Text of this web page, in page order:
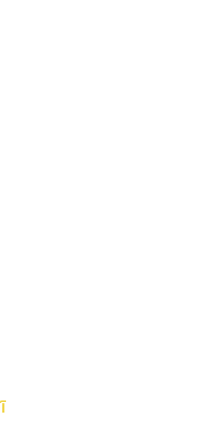
رقابت با آن را